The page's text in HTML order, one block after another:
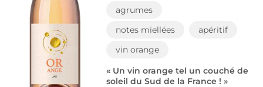
agrumes
notes miellées
apéritif
vin orange
« Un vin orange tel un couché de
soleil du Sud de la France ! »